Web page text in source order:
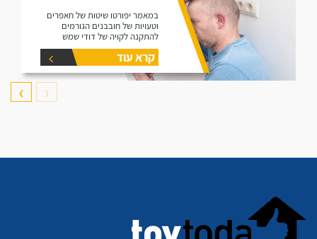
במאמר יפורטו שיטות של חאפרים
וטעויות של חובבנים הגורמים
להתקנה לקויה של דודי שמש
קרא עוד
❮
❯